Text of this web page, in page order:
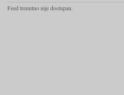
Feed trenutno nije dostupan.